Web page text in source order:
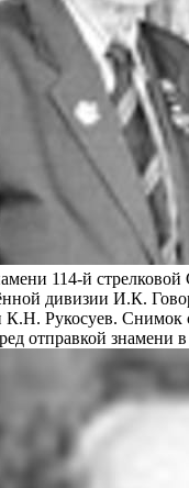
114-й стрелковой
дивизии И.К.
Рукосуев. Снимок
отправкой знамени